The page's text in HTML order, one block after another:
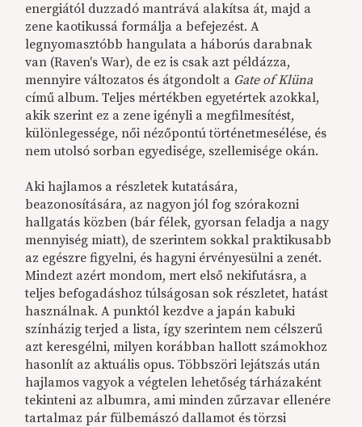
energiától duzzadó mantrává alakítsa át, majd a
zene kaotikussá formálja a befejezést. A
legnyomasztóbb hangulata a háborús darabnak
van (Raven's War), de ez is csak azt példázza,
mennyire változatos és átgondolt a Gate of Klüna
című album. Teljes mértékben egyetértek azokkal,
akik szerint ez a zene igényli a megfilmesítést,
különlegessége, női nézőpontú történetmesélése, és
nem utolsó sorban egyedisége, szellemisége okán.
Aki hajlamos a részletek kutatására,
beazonosítására, az nagyon jól fog szórakozni
hallgatás közben (bár félek, gyorsan feladja a nagy
mennyiség miatt), de szerintem sokkal praktikusabb
az egészre figyelni, és hagyni érvényesülni a zenét.
Mindezt azért mondom, mert első nekifutásra, a
teljes befogadáshoz túlságosan sok részletet, hatást
használnak. A punktól kezdve a japán kabuki
színházig terjed a lista, így szerintem nem célszerű
azt keresgélni, milyen korábban hallott számokhoz
hasonlít az aktuális opus. Többszöri lejátszás után
hajlamos vagyok a végtelen lehetőség tárházaként
tekinteni az albumra, ami minden zűrzavar ellenére
tartalmaz pár fülbemászó dallamot és törzsi